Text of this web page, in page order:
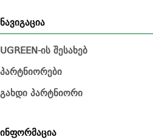
ნავიგაცია
UGREEN-ის შესახებ
პარტნიორები
გახდი პარტნიორი
ინფორმაცია